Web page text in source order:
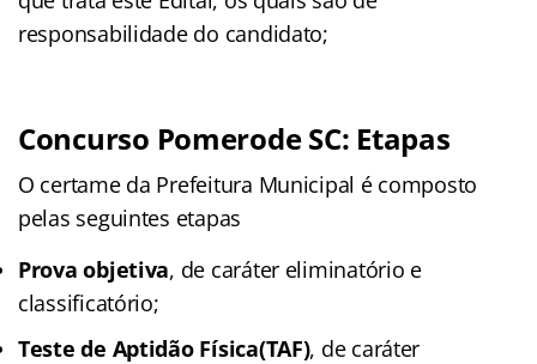
responsabilidade do candidato;
Concurso Pomerode SC: Etapas
O certame da Prefeitura Municipal é composto
pelas seguintes etapas
Prova objetiva, de caráter eliminatório e
classificatório;
Teste de Aptidão Física(TAF), de caráter